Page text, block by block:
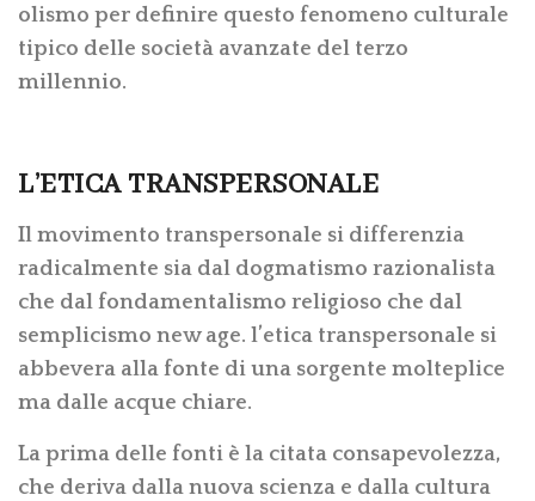
olismo per definire questo fenomeno culturale
tipico delle società avanzate del terzo
millennio.
L’ETICA TRANSPERSONALE
Il movimento transpersonale si differenzia
radicalmente sia dal dogmatismo razionalista
che dal fondamentalismo religioso che dal
semplicismo new age. l’etica transpersonale si
abbevera alla fonte di una sorgente molteplice
ma dalle acque chiare.
La prima delle fonti è la citata consapevolezza,
che deriva dalla nuova scienza e dalla cultura